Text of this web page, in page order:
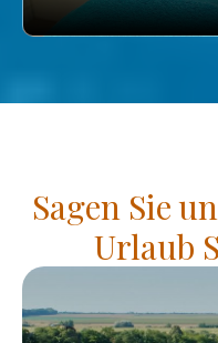
Sagen Sie
Urlaub